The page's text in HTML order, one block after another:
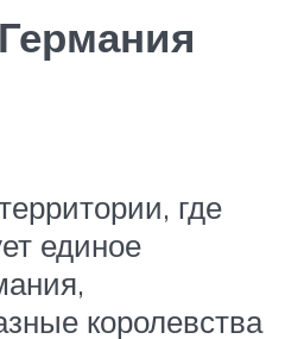
где
единое
королевства